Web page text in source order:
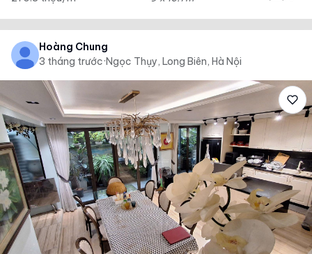
Hoàng Chung
3 tháng trước·Ngọc Thụy, Long Biên, Hà Nội